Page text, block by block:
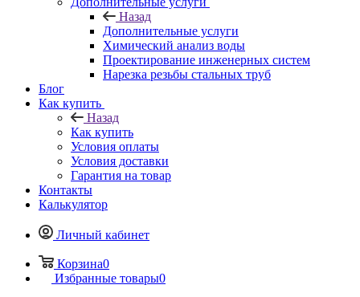
Назад
Дополнительные услуги
Химический анализ воды
Проектирование инженерных систем
Нарезка резьбы стальных труб
Блог
Как купить
Назад
Как купить
Условия оплаты
Условия доставки
Гарантия на товар
Контакты
Калькулятор
Личный кабинет
Корзина0
Избранные товары0